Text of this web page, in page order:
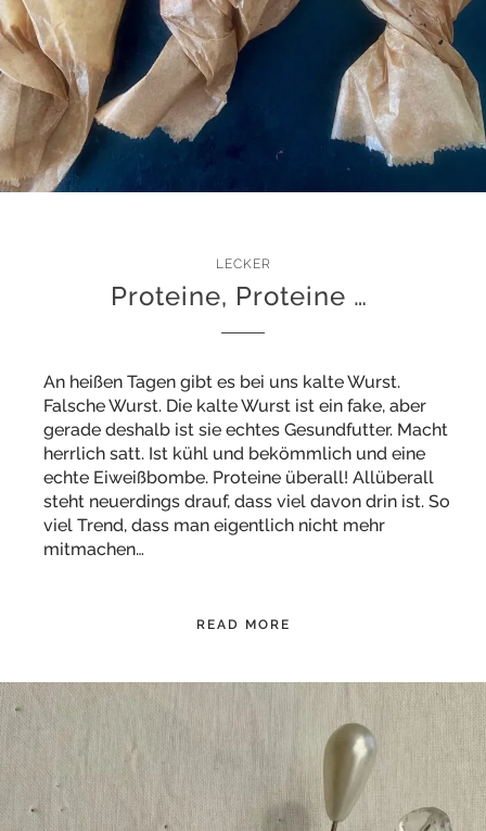
LECKER
Proteine, Proteine …
An heißen Tagen gibt es bei uns kalte Wurst.
Falsche Wurst. Die kalte Wurst ist ein fake, aber
gerade deshalb ist sie echtes Gesundfutter. Macht
herrlich satt. Ist kühl und bekömmlich und eine
echte Eiweißbombe. Proteine überall! Allüberall
steht neuerdings drauf, dass viel davon drin ist. So
viel Trend, dass man eigentlich nicht mehr
mitmachen…
READ MORE